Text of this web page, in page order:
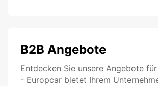
B2B Angebote
Entdecken Sie unsere Angebote für
- Europcar bietet Ihrem